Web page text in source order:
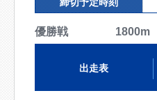
優勝戦 1800m
出走表